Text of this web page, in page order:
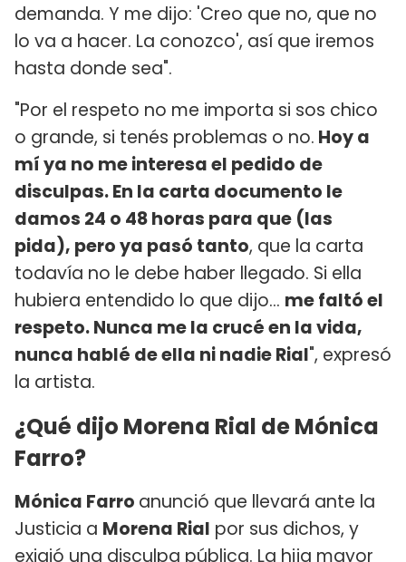
demanda. Y me dijo: 'Creo que no, que no
lo va a hacer. La conozco', así que iremos
hasta donde sea".
"Por el respeto no me importa si sos chico
o grande, si tenés problemas o no. Hoy a
mí ya no me interesa el pedido de
disculpas. En la carta documento le
damos 24 o 48 horas para que (las
pida), pero ya pasó tanto, que la carta
todavía no le debe haber llegado. Si ella
hubiera entendido lo que dijo... me faltó el
respeto. Nunca me la crucé en la vida,
nunca hablé de ella ni nadie Rial", expresó
la artista.
¿Qué dijo Morena Rial de Mónica
Farro?
Mónica Farro anunció que llevará ante la
Justicia a Morena Rial por sus dichos, y
exigió una disculpa pública. La hija mayor